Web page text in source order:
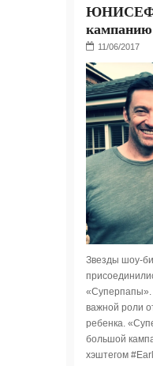
ЮНИСЕФ
Звезды шоу-
«Суперпапы».
важной роли
ребенка.
большой
хэштегом